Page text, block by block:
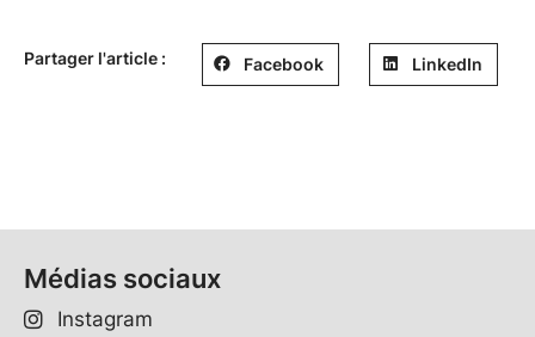
Partager l'article : Facebook LinkedIn
Médias sociaux
Instagram